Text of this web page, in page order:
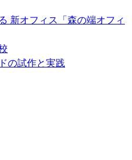
新オフィス「森の端オフィ
の試作と実践